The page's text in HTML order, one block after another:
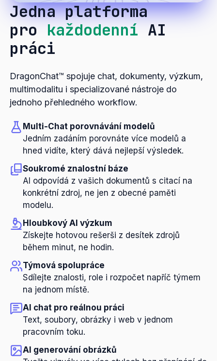
Jedna platforma
pro každodenní AI
práci
DragonChat™ spojuje chat, dokumenty, výzkum,
multimodalitu i specializované nástroje do
jednoho přehledného workflow.
Multi-Chat porovnávání modelů
Jedním zadáním porovnáte více modelů a
hned vidíte, který dává nejlepší výsledek.
Soukromé znalostní báze
AI odpovídá z vašich dokumentů s citací na
konkrétní zdroj, ne jen z obecné paměti
modelu.
Hloubkový AI výzkum
Získejte hotovou rešerši z desítek zdrojů
během minut, ne hodin.
Týmová spolupráce
Sdílejte znalosti, role i rozpočet napříč týmem
na jednom místě.
AI chat pro reálnou práci
Text, soubory, obrázky i web v jednom
pracovním toku.
AI generování obrázků